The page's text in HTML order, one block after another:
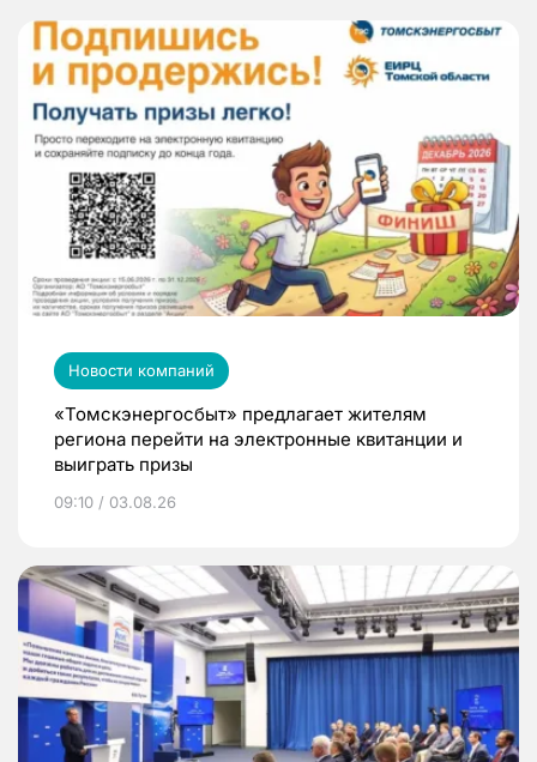
Новости компаний
«Томскэнергосбыт» предлагает жителям
региона перейти на электронные квитанции и
выиграть призы
09:10 / 03.08.26